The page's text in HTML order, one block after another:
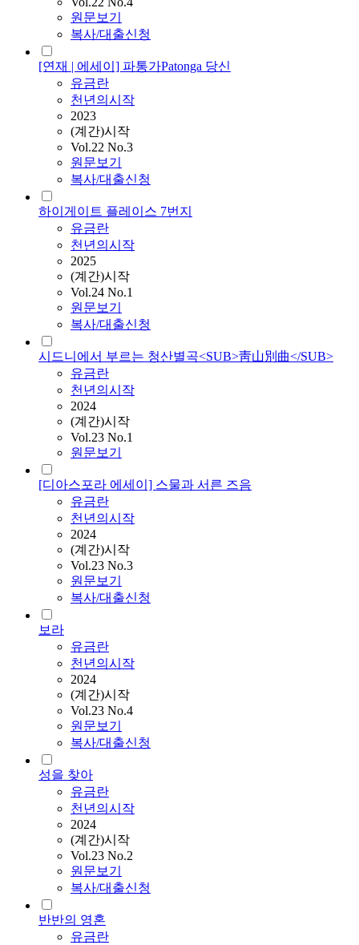
원문보기
복사/대출신청
[연재 | 에세이] 파통가Patonga 당신
유금란
천년의시작
2023
(계간)시작
Vol.22 No.3
원문보기
복사/대출신청
하이게이트 플레이스 7번지
유금란
천년의시작
2025
(계간)시작
Vol.24 No.1
원문보기
복사/대출신청
시드니에서 부르는 청산별곡<SUB>靑山別曲</SUB>
유금란
천년의시작
2024
(계간)시작
Vol.23 No.1
원문보기
[디아스포라 에세이] 스물과 서른 즈음
유금란
천년의시작
2024
(계간)시작
Vol.23 No.3
원문보기
복사/대출신청
보라
유금란
천년의시작
2024
(계간)시작
Vol.23 No.4
원문보기
복사/대출신청
성을 찾아
유금란
천년의시작
2024
(계간)시작
Vol.23 No.2
원문보기
복사/대출신청
반반의 영혼
유금란